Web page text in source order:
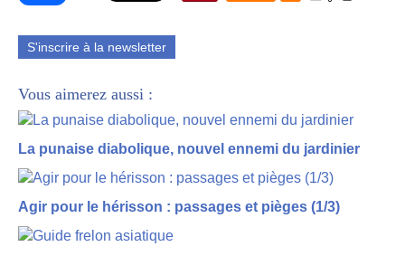
S'inscrire à la newsletter
Vous aimerez aussi :
La punaise diabolique, nouvel ennemi du jardinier
Agir pour le hérisson : passages et pièges (1/3)